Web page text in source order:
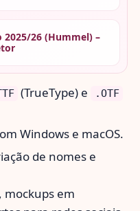
2025/26 (Hummel) –
(TrueType) e .OTF
Windows e macOS.
de nomes e
mockups em